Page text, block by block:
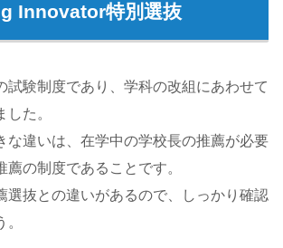
Innovator特別選抜
試験制度であり、学科の改組にあわせて
た。
な違いは、在学中の学校長の推薦が必要
薦の制度であることです。
選抜との違いがあるので、しっかり確認